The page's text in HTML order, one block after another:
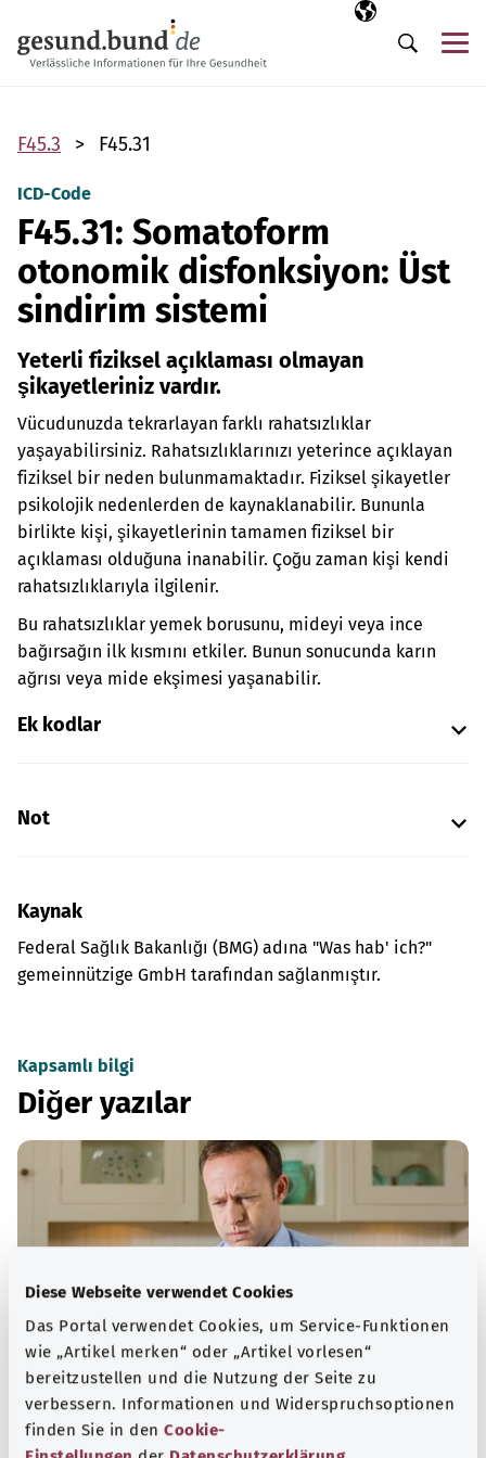
Diese Webseite verwendet Cookies
Das Portal verwendet Cookies, um Service-Funktionen
wie „Artikel merken“ oder „Artikel vorlesen“
bereitzustellen und die Nutzung der Seite zu
verbessern. Informationen und Widerspruchsoptionen
finden Sie in den Cookie-
Seçili dil
TR
Arama
F45.3 F45.31
ICD-Code
F45.31: Somatoform
otonomik disfonksiyon: Üst
sindirim sistemi
Yeterli fiziksel açıklaması olmayan
şikayetleriniz vardır.
Vücudunuzda tekrarlayan farklı rahatsızlıklar
yaşayabilirsiniz. Rahatsızlıklarınızı yeterince açıklayan
fiziksel bir neden bulunmamaktadır. Fiziksel şikayetler
psikolojik nedenlerden de kaynaklanabilir. Bununla
birlikte kişi, şikayetlerinin tamamen fiziksel bir
açıklaması olduğuna inanabilir. Çoğu zaman kişi kendi
rahatsızlıklarıyla ilgilenir.
Bu rahatsızlıklar yemek borusunu, mideyi veya ince
bağırsağın ilk kısmını etkiler. Bunun sonucunda karın
ağrısı veya mide ekşimesi yaşanabilir.
Ek kodlar
Not
Kaynak
Federal Sağlık Bakanlığı (BMG) adına "Was hab' ich?"
gemeinnützige GmbH tarafından sağlanmıştır.
Kapsamlı bilgi
Diğer yazılar
Huzursuz mide sendromu (işlevsel